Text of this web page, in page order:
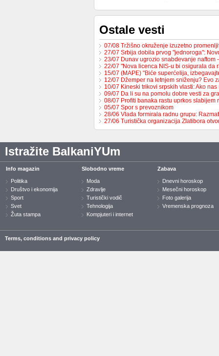
Ostale vesti
07/08 Tržišno okruženje izuzetno
27/07 Srbija dobila prvog "jednoroga":
23/07 Dunav ugrozio snabdevanje naftom
22/07 "Nova licenca NIS-u bi osigurala da
15/07 (MAPE) "Biće superćelija,
12/07 Džemper na letnjem sniženju? Evo
10/07 Kineski trikovi srpskih vlasti: Ako
09/07 Da li su na pomolu dobre vesti za
08/07 Profiti banaka rastu uprkos slabijem
05/07 Spor s prevoznikom
28/06 Vlada formirala radnu grupu:
27/06 Turistička organizacija Zlatibora
Istražite BalkaniYUm
Info magazin
Politika
Društvo i ekonomija
Sport
Svet
Žuta stampa
Slobodno vreme
Moda
Zdravlje
Turistički vodič
Tehnologija
Kompjuteri i internet
Zabava
Dnevni horoskop
Mesečni horoskop
Foto galerija
Vremenska prognoza
Terms, conditions and privacy policy